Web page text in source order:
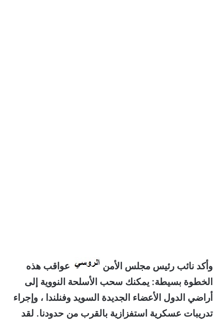
وأكد نائب رئيس مجلس الأمن
عواقب هذه
الخطوة بسيطة: يمكنك سحب الأسلحة النووية إلى
أراضي الدول الأعضاء الجديدة السويد وفنلندا ، وإجراء
تدريبات عسكرية استفزازية بالقرب من حدودنا. لقد